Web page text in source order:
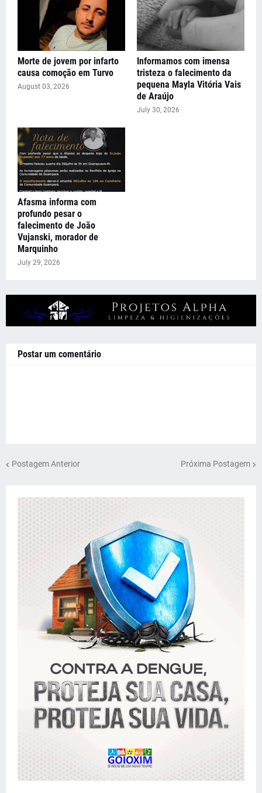
Morte de jovem por infarto
causa comoção em Turvo
August 03, 2026
Informamos com imensa
tristeza o falecimento da
pequena Mayla Vitória Vais
de Araújo
July 30, 2026
Afasma informa com
profundo pesar o
falecimento de João
Vujanski, morador de
Marquinho
July 29, 2026
Postar um comentário
Postagem Anterior Próxima Postagem